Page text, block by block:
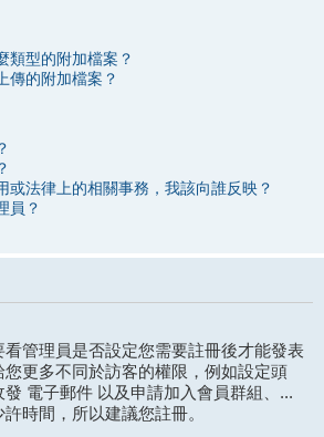
類型的附加檔案？
傳的附加檔案？
或法律上的相關事務，我該向誰反映？
員？
管理員是否設定您需要註冊後才能發表
更多不同於訪客的權限，例如設定頭
電子郵件 以及申請加入會員群組、...
時間，所以建議您註冊。